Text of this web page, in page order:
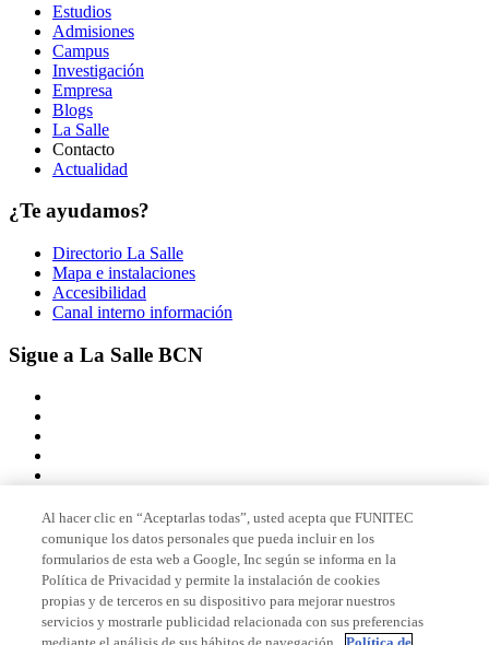
Estudios
Admisiones
Campus
Investigación
Empresa
Blogs
La Salle
Contacto
Actualidad
¿Te ayudamos?
Directorio La Salle
Mapa e instalaciones
Accesibilidad
Canal interno información
Sigue a La Salle BCN
Miembro de
Acreditaciones
Al hacer clic en “Aceptarlas todas”, usted acepta que FUNITEC
comunique los datos personales que pueda incluir en los
formularios de esta web a Google, Inc según se informa en la
Política de Privacidad y permite la instalación de cookies
propias y de terceros en su dispositivo para mejorar nuestros
servicios y mostrarle publicidad relacionada con sus preferencias